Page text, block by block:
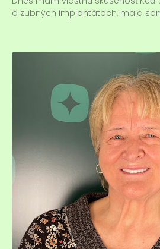
o zubných implantátoch, mala